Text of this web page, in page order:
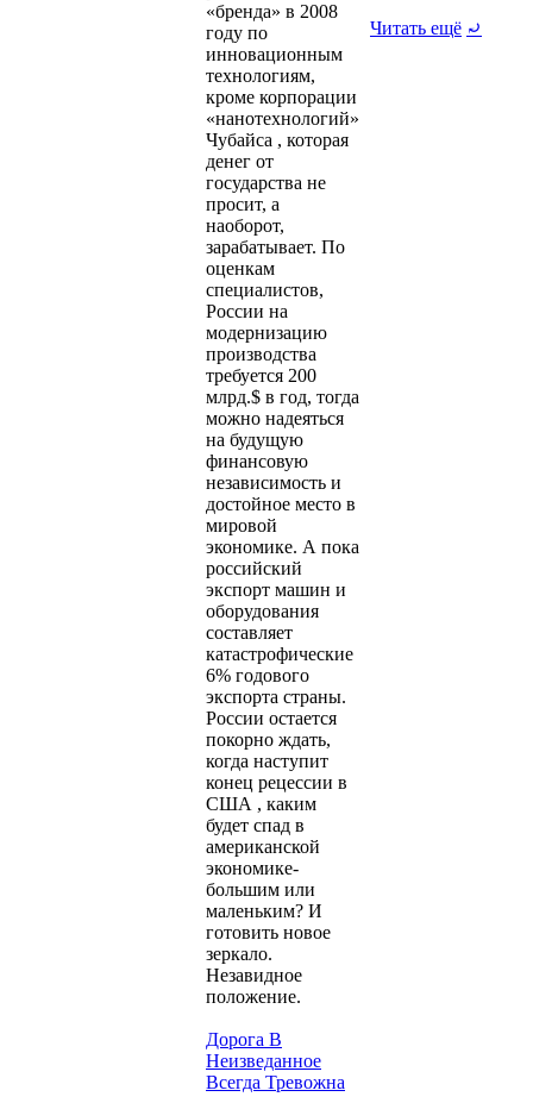
«бренда» в 2008
году по
инновационным
технологиям,
кроме корпорации
«нанотехнологий»
Чубайса , которая
денег от
государства не
просит, а
наоборот,
зарабатывает. По
оценкам
специалистов,
России на
модернизацию
производства
требуется 200
млрд.$ в год, тогда
можно надеяться
на будущую
финансовую
независимость и
достойное место в
мировой
экономике. А пока
российский
экспорт машин и
оборудования
составляет
катастрофические
6% годового
экспорта страны.
России остается
покорно ждать,
когда наступит
конец рецессии в
США , каким
будет спад в
американской
экономике-
большим или
маленьким? И
готовить новое
зеркало.
Незавидное
положение.
Дорога В
Неизведанное
Всегда Тревожна
Читать ещё ⤾